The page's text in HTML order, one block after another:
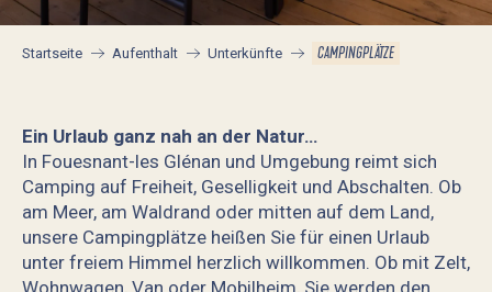
Startseite Aufenthalt Unterkünfte CAMPINGPLÄTZE
Ein Urlaub ganz nah an der Natur…
In Fouesnant-les Glénan und Umgebung reimt sich
Camping auf Freiheit, Geselligkeit und Abschalten. Ob
am Meer, am Waldrand oder mitten auf dem Land,
unsere Campingplätze heißen Sie für einen Urlaub
unter freiem Himmel herzlich willkommen. Ob mit Zelt,